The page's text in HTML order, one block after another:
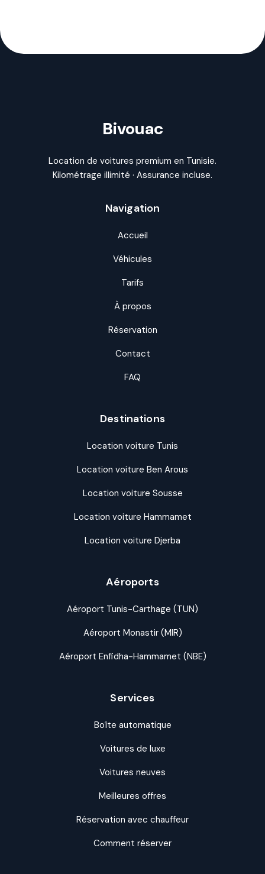
Bivouac
Location de voitures premium en Tunisie.
Kilométrage illimité · Assurance incluse.
Navigation
Accueil
Véhicules
Tarifs
À propos
Réservation
Contact
FAQ
Destinations
Location voiture Tunis
Location voiture Ben Arous
Location voiture Sousse
Location voiture Hammamet
Location voiture Djerba
Aéroports
Aéroport Tunis-Carthage (TUN)
Aéroport Monastir (MIR)
Aéroport Enfidha-Hammamet (NBE)
Services
Boîte automatique
Voitures de luxe
Voitures neuves
Meilleures offres
Réservation avec chauffeur
Comment réserver